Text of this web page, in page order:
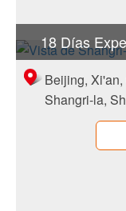
18 Días
Beijing,
Shangri-la,